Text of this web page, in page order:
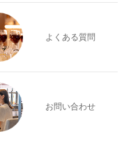
よくある質問
お問い合わせ